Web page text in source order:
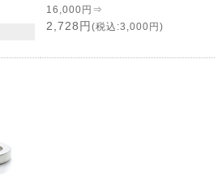
16,000円⇒
2,728円 (税込:3,000円)